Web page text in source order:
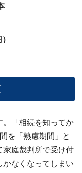
。「相続を知ってか
を「熟慮期間」と
家庭裁判所で受け付
かなくなってしまい